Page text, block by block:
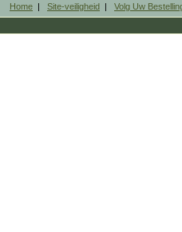
Home | Site-veiligheid | Volg Uw